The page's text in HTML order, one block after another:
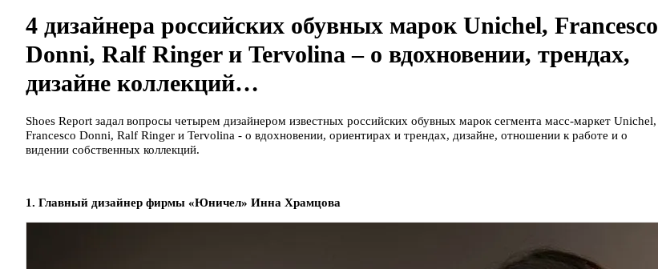
4 дизайнера российских обувных марок Unichel, Francesco
Donni, Ralf Ringer и Tervolina – о вдохновении, трендах,
дизайне коллекций…
Shoes Report задал вопросы четырем дизайнером известных российских обувных марок сегмента масс-маркет Unichel,
Francesco Donni, Ralf Ringer и Tervolina - о вдохновении, ориентирах и трендах, дизайне, отношении к работе и о
видении собственных коллекций.
1. Главный дизайнер фирмы «Юничел» Инна Храмцова